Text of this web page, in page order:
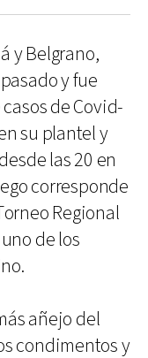
y Belgrano,
y fue
de Covid-
su plantel y
las 20 en
corresponde
Regional
de los
añejo del
condimentos y